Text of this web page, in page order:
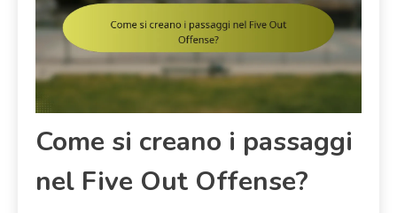
Come si creano i passaggi
nel Five Out Offense?